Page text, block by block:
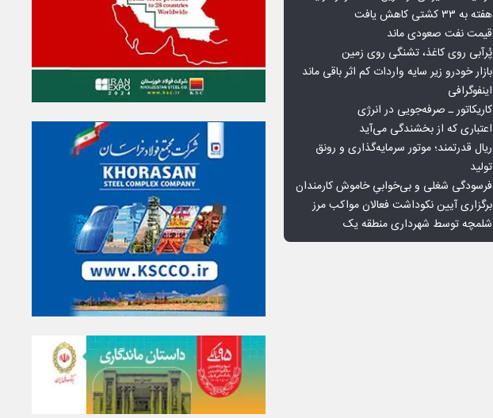
هفته به ۳۳ کشتی کاهش یافت
قیمت نفت صعودی ماند
پُرآبی روی کاغذ، تشنگی روی زمین
بازار خودرو زیر سایه واردات کم اثر باقی ماند
اینفوگرافی
کاریکاتور ـ صرفه‌جویی در انرژی
اعتباری که از بخشندگی می‌آید
ریال قدرتمند؛ موتور سرمایه‌گذاری و رونق
تولید
فرسودگی شغلی و بی‌خوابیِ خاموش کارمندان
برگزاری آیین نکوداشت فعالان مواکب مرز
شلمچه توسط شهرداری منطقه یک